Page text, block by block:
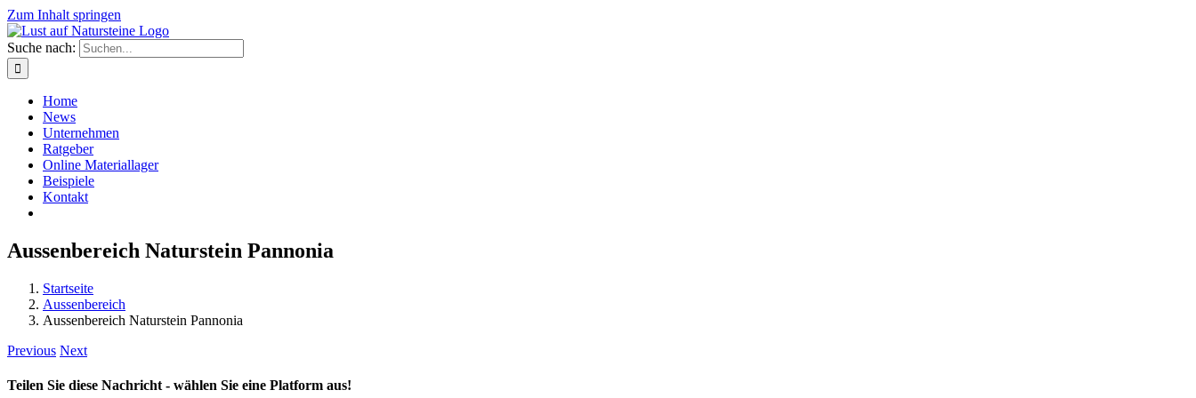
Zum Inhalt springen
Suche nach:
Home
News
Unternehmen
Ratgeber
Online Materiallager
Beispiele
Kontakt
Aussenbereich Naturstein Pannonia
Startseite
Aussenbereich
Aussenbereich Naturstein Pannonia
Previous Next
Teilen Sie diese Nachricht - wählen Sie eine Platform aus!